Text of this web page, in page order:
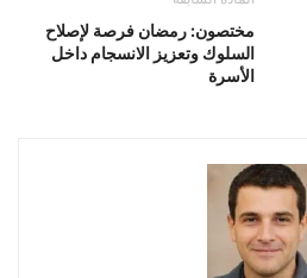
مختصون: رمضان فرصة لإصلاح
السلوك وتعزيز الانسجام داخل
الأسرة